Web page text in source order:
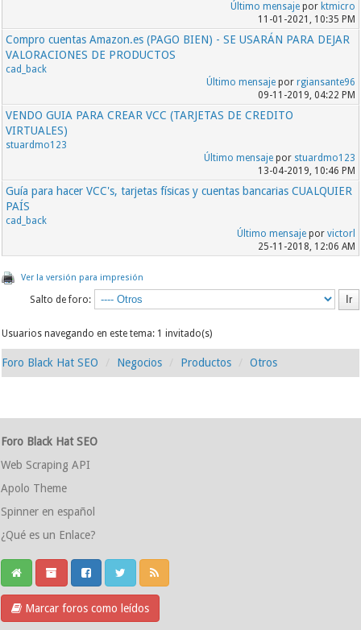
Último mensajepor ktmicro
11-01-2021, 10:35 PM
Compro cuentas Amazon.es (PAGO BIEN) - SE USARÁN PARA DEJAR
VALORACIONES DE PRODUCTOS
cad_back
Último mensajepor rgiansante96
09-11-2019, 04:22 PM
VENDO GUIA PARA CREAR VCC (TARJETAS DE CREDITO
VIRTUALES)
stuardmo123
Último mensajepor stuardmo123
13-04-2019, 10:46 PM
Guía para hacer VCC's, tarjetas físicas y cuentas bancarias CUALQUIER
PAÍS
cad_back
Último mensajepor victorl
25-11-2018, 12:06 AM
Ver la versión para impresión
Salto de foro:
Usuarios navegando en este tema: 1 invitado(s)
Foro Black Hat SEO Negocios Productos Otros
Foro Black Hat SEO
Web Scraping API
Apolo Theme
Spinner en español
¿Qué es un Enlace?
Marcar foros como leídos